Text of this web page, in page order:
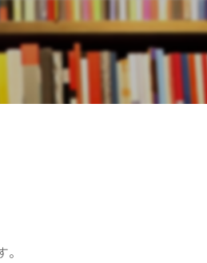
ン コンテンツに移動